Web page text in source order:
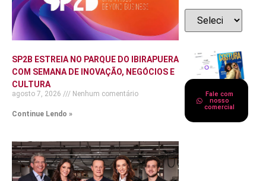
SP2B ESTREIA NO PARQUE DO IBIRAPUERA
COM SEMANA DE INOVAÇÃO, NEGÓCIOS E
CULTURA
agosto 7, 2026 Nenhum comentário
Continue Lendo »
Fale com
nosso
comercial